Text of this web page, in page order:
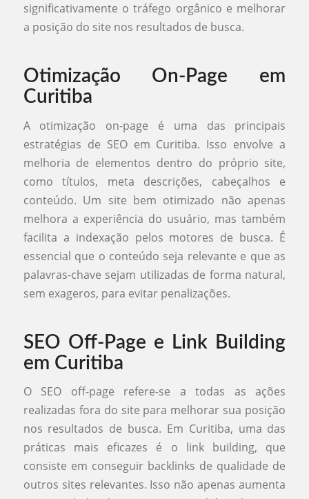
significativamente o tráfego orgânico e melhorar
a posição do site nos resultados de busca.
Otimização On-Page em
Curitiba
A otimização on-page é uma das principais
estratégias de SEO em Curitiba. Isso envolve a
melhoria de elementos dentro do próprio site,
como títulos, meta descrições, cabeçalhos e
conteúdo. Um site bem otimizado não apenas
melhora a experiência do usuário, mas também
facilita a indexação pelos motores de busca. É
essencial que o conteúdo seja relevante e que as
palavras-chave sejam utilizadas de forma natural,
sem exageros, para evitar penalizações.
SEO Off-Page e Link Building
em Curitiba
O SEO off-page refere-se a todas as ações
realizadas fora do site para melhorar sua posição
nos resultados de busca. Em Curitiba, uma das
práticas mais eficazes é o link building, que
consiste em conseguir backlinks de qualidade de
outros sites relevantes. Isso não apenas aumenta